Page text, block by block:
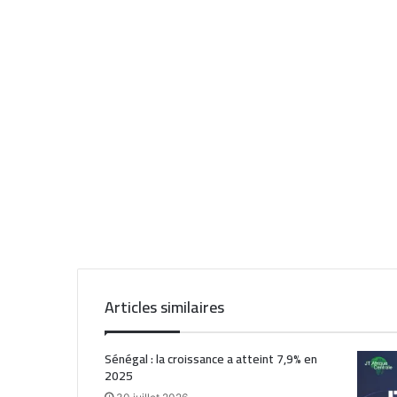
Articles similaires
Sénégal : la croissance a atteint 7,9% en
2025